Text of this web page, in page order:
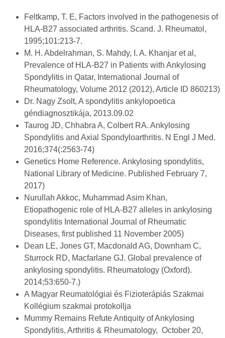
Feltkamp, T. E, Factors involved in the pathogenesis of
HLA-B27 associated arthritis. Scand. J. Rheumatol,
1995;101:213-7.
M. H. Abdelrahman, S. Mahdy, I. A. Khanjar et al,
Prevalence of HLA-B27 in Patients with Ankylosing
Spondylitis in Qatar, International Journal of
Rheumatology, Volume 2012 (2012), Article ID 860213)
Dr. Nagy Zsolt, A spondylitis ankylopoetica
géndiagnosztikája, 2013.09.02
Taurog JD, Chhabra A, Colbert RA. Ankylosing
Spondylitis and Axial Spondyloarthritis. N Engl J Med.
2016;374(:2563-74)
Genetics Home Reference. Ankylosing spondylitis,
National Library of Medicine. Published February 7,
2017)
Nurullah Akkoc, Muhammad Asim Khan,
Etiopathogenic role of HLA-B27 alleles in ankylosing
spondylitis International Journal of Rheumatic
Diseases, first published 11 November 2005)
Dean LE, Jones GT, Macdonald AG, Downham C,
Sturrock RD, Macfarlane GJ. Global prevalence of
ankylosing spondylitis. Rheumatology (Oxford).
2014;53:650-7.)
A Magyar Reumatológiai és Fizioterápiás Szakmai
Kollégium szakmai protokollja
Mummy Remains Refute Antiquity of Ankylosing
Spondylitis, Arthritis & Rheumatology, October 20,